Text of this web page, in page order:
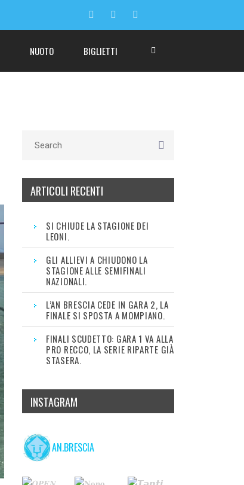
NUOTO BIGLIETTI
ARTICOLI RECENTI
SI CHIUDE LA STAGIONE DEI
LEONI.
GLI ALLIEVI A CHIUDONO LA
STAGIONE ALLE SEMIFINALI
NAZIONALI.
L’AN BRESCIA CEDE IN GARA 2, LA
FINALE SI SPOSTA A MOMPIANO.
FINALI SCUDETTO: GARA 1 VA ALLA
PRO RECCO, LA SERIE RIPARTE GIÀ
STASERA.
INSTAGRAM
AN.BRESCIA